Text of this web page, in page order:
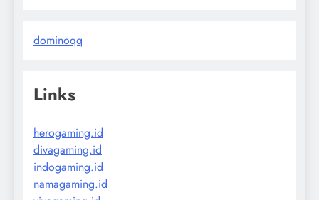
dominoqq
Links
herogaming.id
divagaming.id
indogaming.id
namagaming.id